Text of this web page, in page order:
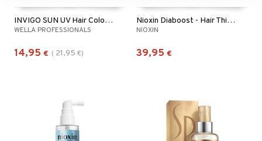
INVIGO SUN UV Hair Color Protection Spray
WELLA PROFESSIONALS
14,95 € ( 21,95 €)
Nioxin Diaboost - Hair Thickening Serum
NIOXIN
39,95 €